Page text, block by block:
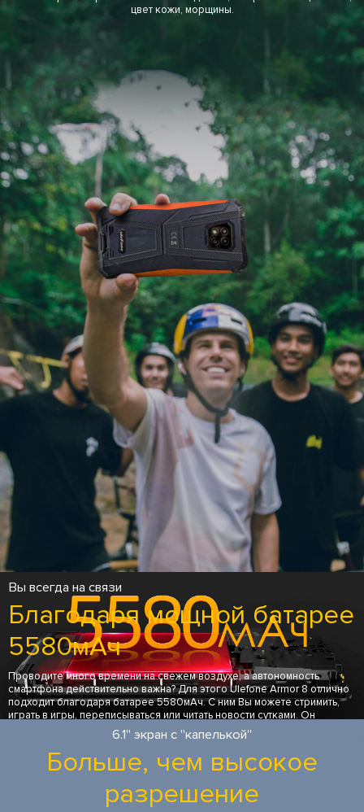
цвет кожи, морщины.
Вы всегда на связи
Благодаря мощной батарее
5580мАч
Проводите много времени на свежем воздухе, а автономность
смартфона действительно важна? Для этого Ulefone Armor 8 отлично
подходит благодаря батарее 5580мАч. С ним Вы можете стримить,
играть в игры, переписываться или читать новости сутками. Он
поддерживает быструю 15Вт зарядку, что позволяет проводить
больше времени со смартфоном.6.1" экран с "капелькой"
Больше, чем высокое
разрешение